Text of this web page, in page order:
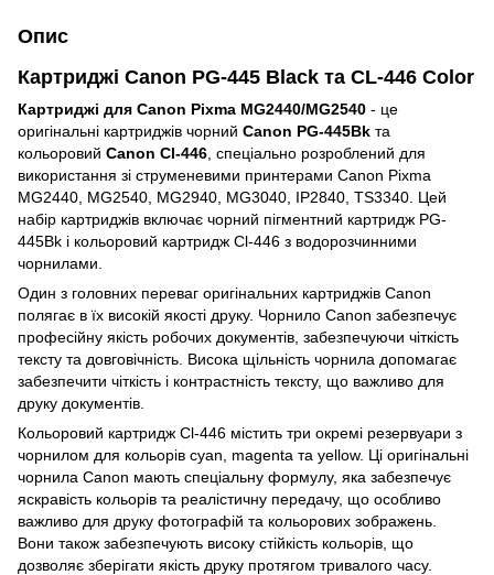
Опис
Картриджі Canon PG-445 Black та CL-446 Color
Картриджі для Canon Pixma MG2440/MG2540 - це
оригінальні картриджів чорний Canon PG-445Bk та
кольоровий Canon Cl-446 , спеціально розроблений для
використання зі струменевими принтерами Canon Pixma
MG2440, MG2540, MG2940, MG3040, IP2840, TS3340. Цей
набір картриджів включає чорний пігментний картридж PG-
445Bk і кольоровий картридж Cl-446 з водорозчинними
чорнилами.
Один з головних переваг оригінальних картриджів Canon
полягає в їх високій якості друку. Чорнило Canon забезпечує
професійну якість робочих документів, забезпечуючи чіткість
тексту та довговічність. Висока щільність чорнила допомагає
забезпечити чіткість і контрастність тексту, що важливо для
друку документів.
Кольоровий картридж Cl-446 містить три окремі резервуари з
чорнилом для кольорів cyan, magenta та yellow. Ці оригінальні
чорнила Canon мають спеціальну формулу, яка забезпечує
яскравість кольорів та реалістичну передачу, що особливо
важливо для друку фотографій та кольорових зображень.
Вони також забезпечують високу стійкість кольорів, що
дозволяє зберігати якість друку протягом тривалого часу.